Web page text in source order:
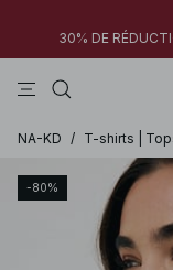
30% DE
NA-KD / T-shirts |
-80%